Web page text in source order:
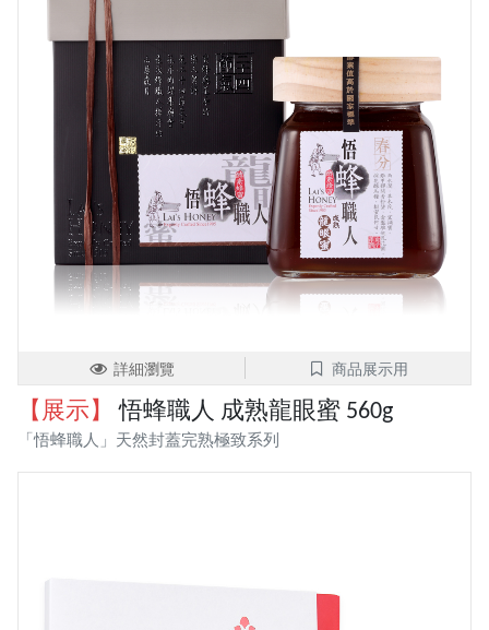
詳細瀏覽 商品展示用
【展示】 悟蜂職人 成熟龍眼蜜 560g
「悟蜂職人」天然封蓋完熟極致系列